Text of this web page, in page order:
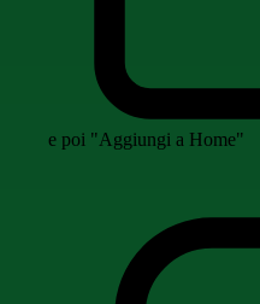
e poi "Aggiungi a Home"